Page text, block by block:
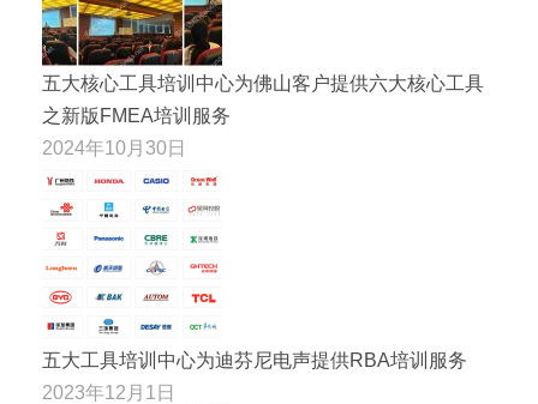
五大核心工具培训中心为佛山客户提供六大核心工具
之新版FMEA培训服务
2024年10月30日
五大工具培训中心为迪芬尼电声提供RBA培训服务
2023年12月1日